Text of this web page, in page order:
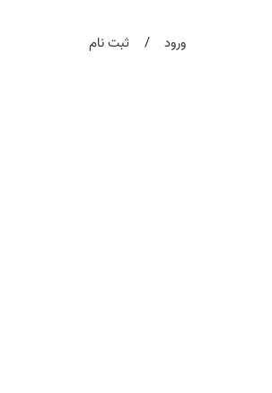
ورود / ثبت نام